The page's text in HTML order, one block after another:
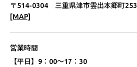
〒514-0304 三重県津市雲出本郷町253
[MAP]
営業時間
【平⽇】 9：00〜17：30